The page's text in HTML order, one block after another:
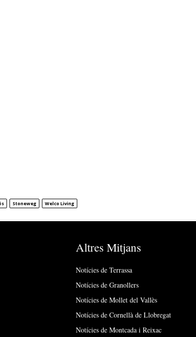
Stoneweg Welco Living
Altres Mitjans
Notícies de Terrassa
Notícies de Granollers
Notícies de Mollet del Vallès
Notícies de Cornellà de Llobregat
Notícies de Montcada i Reixac